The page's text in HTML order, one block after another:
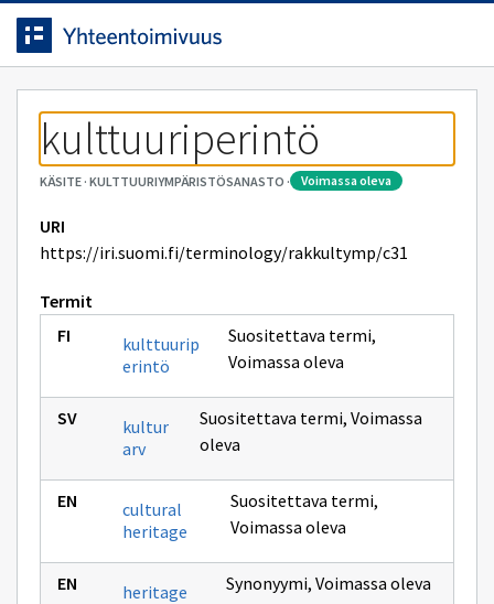
Siirrytty
sivulle
Siirry suoraan sisältöön.
kulttuuriperintö
KÄSITE· KULTTUURIYMPÄRISTÖSANASTO · voimassa oleva
URI
https://iri.suomi.fi/terminology/rakkultymp/c31
Termit
kulttuurip
erintö
Suositettava termi,
Voimassa oleva
kultur
arv
Suositettava termi, Voimassa
oleva
cultural
heritage
Suositettava termi,
Voimassa oleva
heritage Synonyymi, Voimassa oleva